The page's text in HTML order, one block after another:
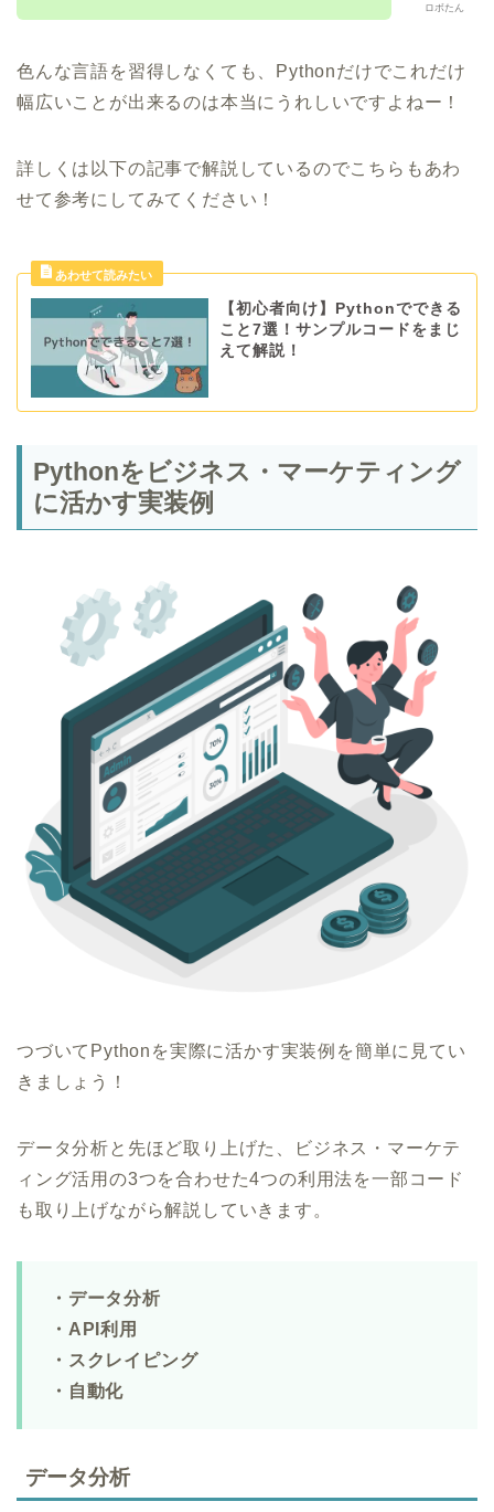
ロボたん
色んな言語を習得しなくても、Pythonだけでこれだけ
幅広いことが出来るのは本当にうれしいですよねー！
詳しくは以下の記事で解説しているのでこちらもあわ
せて参考にしてみてください！
【初心者向け】Pythonでできる
こと7選！サンプルコードをまじ
えて解説！
Pythonをビジネス・マーケティング
に活かす実装例
つづいてPythonを実際に活かす実装例を簡単に見てい
きましょう！
データ分析と先ほど取り上げた、ビジネス・マーケテ
ィング活用の3つを合わせた4つの利用法を一部コード
も取り上げながら解説していきます。
・データ分析
・API利用
・スクレイピング
・自動化
データ分析